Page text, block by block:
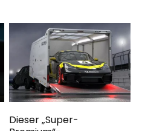
Dieser „Super-